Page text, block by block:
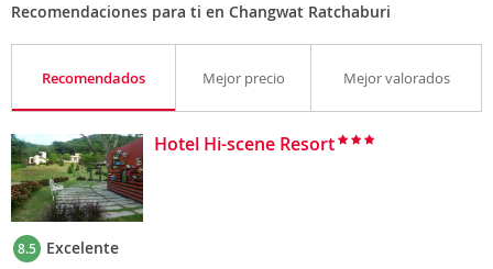
Recomendaciones para ti en Changwat Ratchaburi
Recomendados Mejor precio Mejor valorados
Hotel Hi-scene Resort
8.5 Excelente